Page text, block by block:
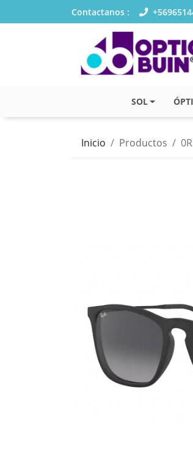
Contactanos :
SOL
Inicio Productos